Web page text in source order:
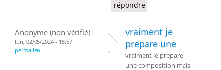
répondre
Anonyme (non vérifié)
lun, 02/05/2024 - 15:57
permalien
vraiment je
prepare une
vraiment je prepare
une composition mais